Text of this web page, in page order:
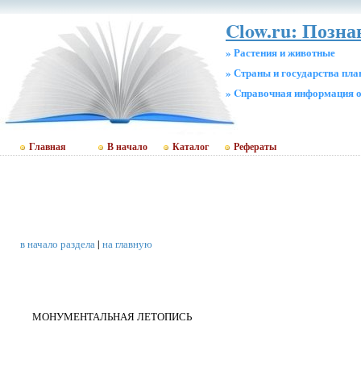
Clow.ru:
» Растения и животные
» Страны и государства
» Cправочная информация
Главная В начало Каталог Рефераты
в начало раздела| на главную
МОНУМЕНТАЛЬНАЯ ЛЕТОПИСЬ